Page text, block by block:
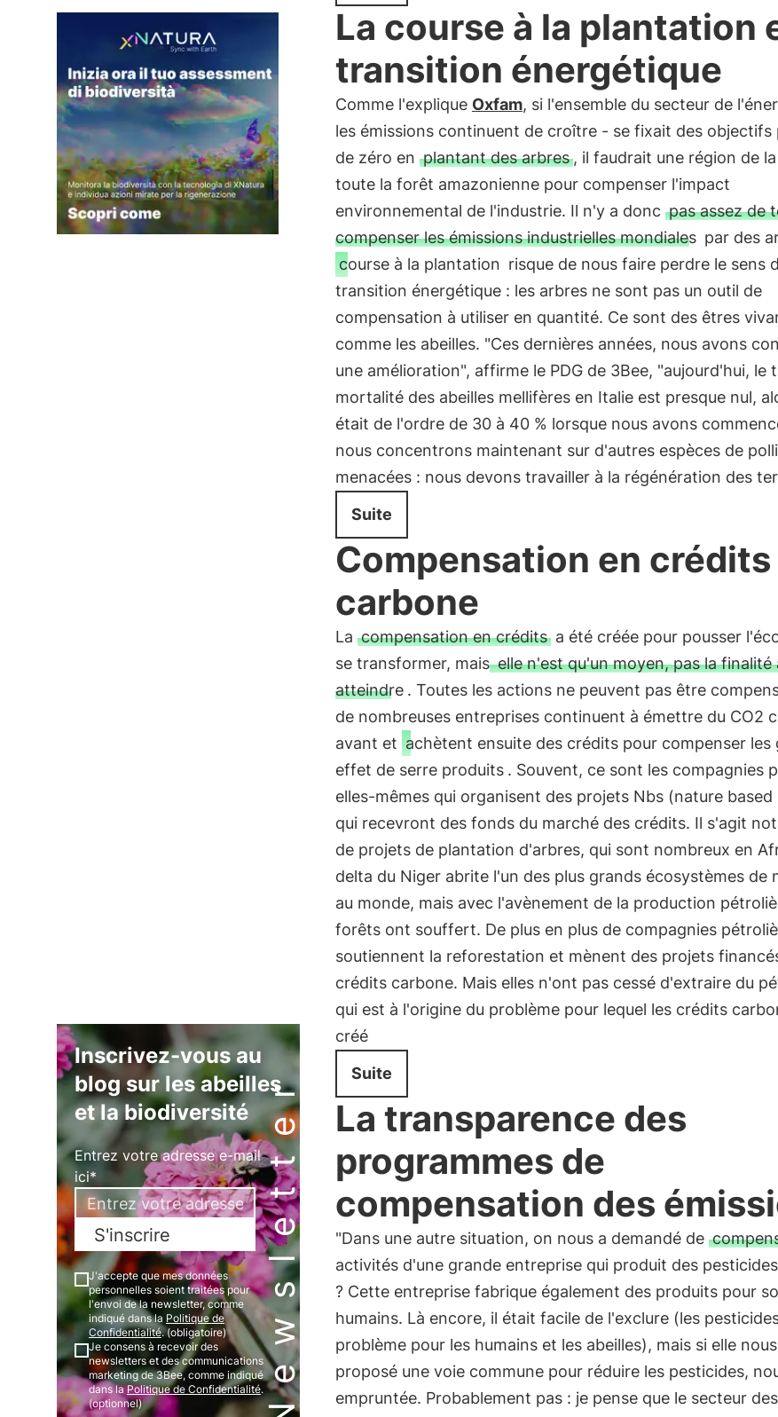
Newsletter
Inscrivez-vous au
blog sur les abeilles
et la biodiversité
Entrez votre adresse e-mail
ici*
S'inscrire
J'accepte que mes données
personnelles soient traitées pour
l'envoi de la newsletter, comme
indiqué dans la Politique de
Confidentialité. (obligatoire)
Je consens à recevoir des
newsletters et des communications
marketing de 3Bee, comme indiqué
dans laPolitique de Confidentialité.
(optionnel)
La course à la plantation
transition énergétique
Comme l'explique Oxfam, si l'ensemble du secteur de
les émissions continuent de croître - se fixait des objectifs
de zéro en plantant des arbres, il faudrait une région de
toute la forêt amazonienne pour compenser l'impact
environnemental de l'industrie. Il n'y a donc pas assez de
compenser les émissions industrielles mondiales par des
course à la plantation risque de nous faire perdre le sens
transition énergétique : les arbres ne sont pas un outil de
compensation à utiliser en quantité. Ce sont des êtres
comme les abeilles. "Ces dernières années, nous avons
une amélioration", affirme le PDG de 3Bee, "aujourd'hui, le
mortalité des abeilles mellifères en Italie est presque nul,
était de l'ordre de 30 à 40 % lorsque nous avons
nous concentrons maintenant sur d'autres espèces de
menacées : nous devons travailler à la régénération des
Suite
Compensation en crédits
carbone
La compensation en créditsa été créée pour pousser
se transformer, maiselle n'est qu'un moyen, pas la finalité
atteindre . Toutes les actions ne peuvent pas être
de nombreuses entreprises continuent à émettre du CO2
avant et achètent ensuite des crédits pour compenser les
effet de serre produits . Souvent, ce sont les compagnies
elles-mêmes qui organisent des projets Nbs (nature based
qui recevront des fonds du marché des crédits. Il s'agit
de projets de plantation d'arbres, qui sont nombreux en
delta du Niger abrite l'un des plus grands écosystèmes de
au monde, mais avec l'avènement de la production
forêts ont souffert. De plus en plus de compagnies
soutiennent la reforestation et mènent des projets
crédits carbone. Mais elles n'ont pas cessé d'extraire du
qui est à l'origine du problème pour lequel les crédits
créé
Suite
La transparence des
programmes de
compensation des
"Dans une autre situation, on nous a demandé de
activités d'une grande entreprise qui produit des
? Cette entreprise fabrique également des produits pour
humains. Là encore, il était facile de l'exclure (les
problème pour les humains et les abeilles), mais si elle
proposé une voie commune pour réduire les pesticides,
empruntée. Probablement pas : je pense que le secteur des